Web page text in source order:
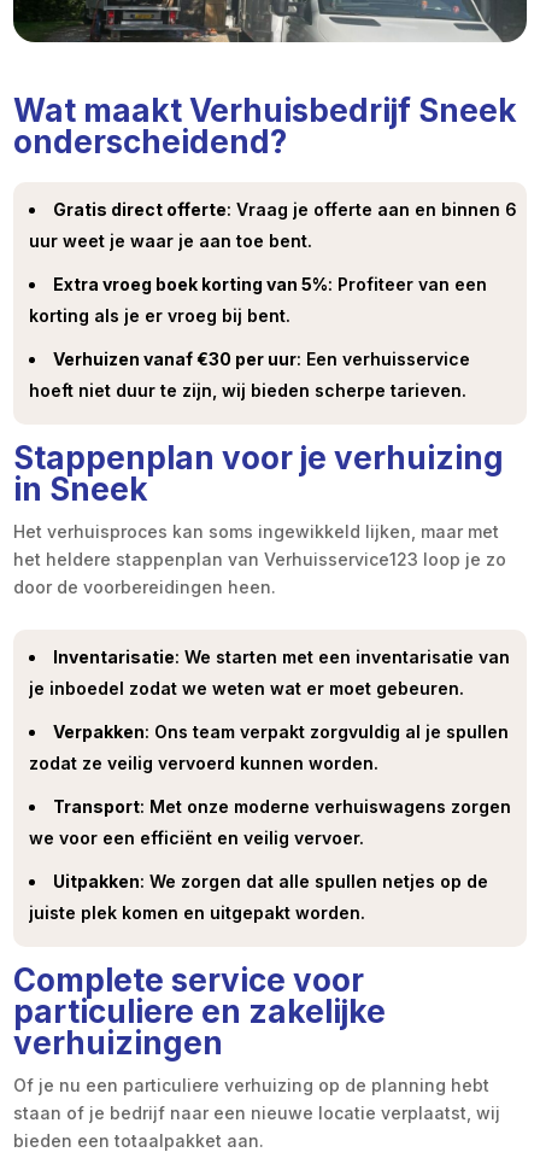
Wat maakt Verhuisbedrijf Sneek
onderscheidend?
Gratis direct offerte: Vraag je offerte aan en binnen 6
uur weet je waar je aan toe bent.
Extra vroeg boek korting van 5%: Profiteer van een
korting als je er vroeg bij bent.
Verhuizen vanaf €30 per uur: Een verhuisservice
hoeft niet duur te zijn, wij bieden scherpe tarieven.
Stappenplan voor je verhuizing
in Sneek
Het verhuisproces kan soms ingewikkeld lijken, maar met
het heldere stappenplan van Verhuisservice123 loop je zo
door de voorbereidingen heen.
Inventarisatie: We starten met een inventarisatie van
je inboedel zodat we weten wat er moet gebeuren.
Verpakken: Ons team verpakt zorgvuldig al je spullen
zodat ze veilig vervoerd kunnen worden.
Transport: Met onze moderne verhuiswagens zorgen
we voor een efficiënt en veilig vervoer.
Uitpakken: We zorgen dat alle spullen netjes op de
juiste plek komen en uitgepakt worden.
Complete service voor
particuliere en zakelijke
verhuizingen
Of je nu een particuliere verhuizing op de planning hebt
staan of je bedrijf naar een nieuwe locatie verplaatst, wij
bieden een totaalpakket aan.